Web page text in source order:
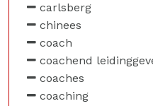
carlsberg
chinees
coach
coachend
coaches
coaching